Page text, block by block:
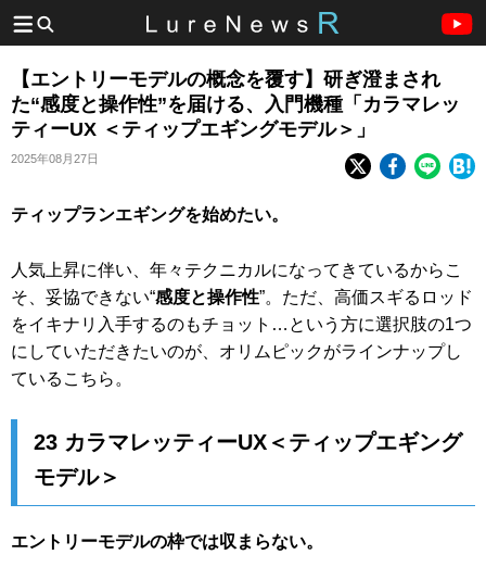
【エントリーモデルの概念を覆す】研ぎ澄まされ
た“感度と操作性”を届ける、入門機種「カラマレッ
ティーUX ＜ティップエギングモデル＞」
2025年08月27日
ティップランエギングを始めたい。
人気上昇に伴い、年々テクニカルになってきているからこ
そ、妥協できない“感度と操作性”。ただ、高価スギるロッド
をイキナリ入手するのもチョット…という方に選択肢の1つ
にしていただきたいのが、オリムピックがラインナップし
ているこちら。
23 カラマレッティーUX＜ティップエギング
モデル＞
エントリーモデルの枠では収まらない。